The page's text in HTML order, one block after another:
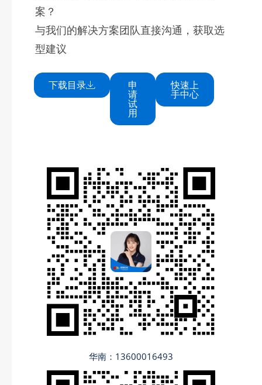
案？
与我们的解决方案团队直接沟通，获取选
型建议
下载目录 申
请
试
用
快速上
手中心
华南：13600016493